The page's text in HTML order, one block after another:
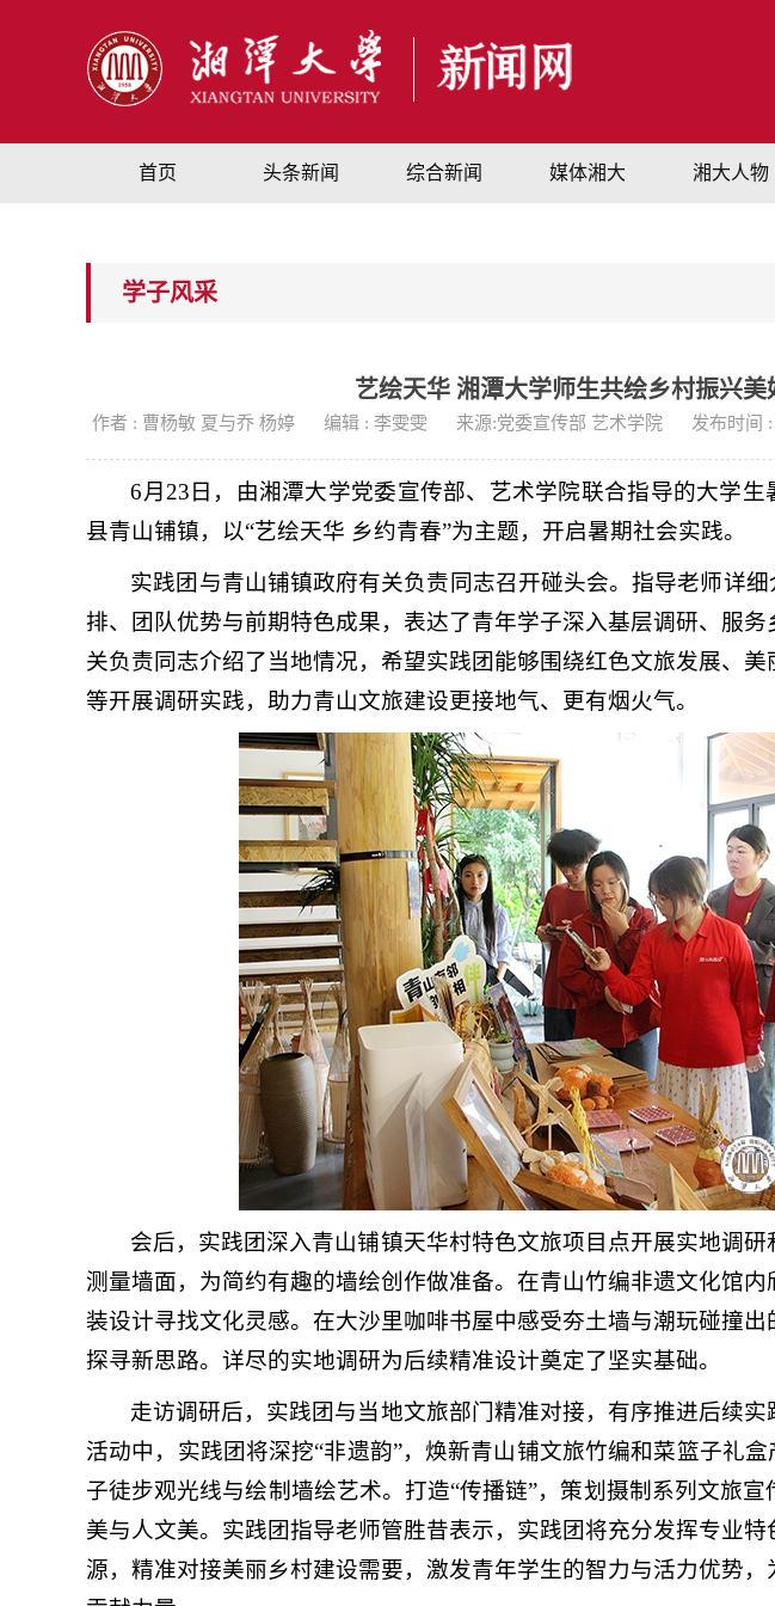
首页 头条新闻 综合新闻 媒体湘大 湘大人物
学子风采
艺绘天华 湘潭大学师生共绘乡村振兴美
作者 : 曹杨敏 夏与乔 杨婷 编辑 : 李雯雯 来源:党委宣传部 艺术学院 发布时间
6月23日，由湘潭大学党委宣传部、艺术学院联合指导的大学生
县青山铺镇，以“艺绘天华 乡约青春”为主题，开启暑期社会实践。
实践团与青山铺镇政府有关负责同志召开碰头会。指导老师详
排、团队优势与前期特色成果，表达了青年学子深入基层调研、服
关负责同志介绍了当地情况，希望实践团能够围绕红色文旅发展、
等开展调研实践，助力青山文旅建设更接地气、更有烟火气。
会后，实践团深入青山铺镇天华村特色文旅项目点开展实地调
测量墙面，为简约有趣的墙绘创作做准备。在青山竹编非遗文化馆
装设计寻找文化灵感。在大沙里咖啡书屋中感受夯土墙与潮玩碰撞
探寻新思路。详尽的实地调研为后续精准设计奠定了坚实基础。
走访调研后，实践团与当地文旅部门精准对接，有序推进后续
活动中，实践团将深挖“非遗韵”，焕新青山铺文旅竹编和菜篮子礼
子徒步观光线与绘制墙绘艺术。打造“传播链”，策划摄制系列文旅
美与人文美。实践团指导老师管胜昔表示，实践团将充分发挥专业
源，精准对接美丽乡村建设需要，激发青年学生的智力与活力优势